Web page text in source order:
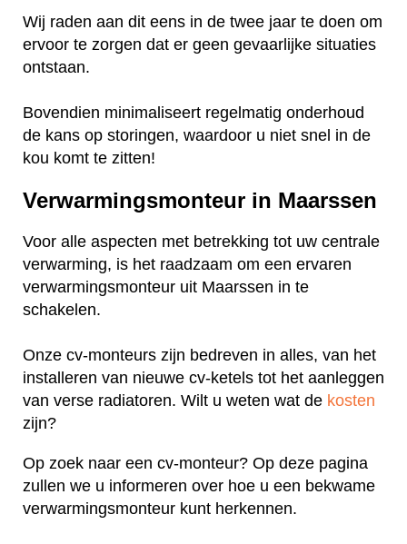
Wij raden aan dit eens in de twee jaar te doen om
ervoor te zorgen dat er geen gevaarlijke situaties
ontstaan.
Bovendien minimaliseert regelmatig onderhoud
de kans op storingen, waardoor u niet snel in de
kou komt te zitten!
Verwarmingsmonteur in Maarssen
Voor alle aspecten met betrekking tot uw centrale
verwarming, is het raadzaam om een ervaren
verwarmingsmonteur uit Maarssen in te
schakelen.
Onze cv-monteurs zijn bedreven in alles, van het
installeren van nieuwe cv-ketels tot het aanleggen
van verse radiatoren. Wilt u weten wat de kosten
zijn?
Op zoek naar een cv-monteur? Op deze pagina
zullen we u informeren over hoe u een bekwame
verwarmingsmonteur kunt herkennen.